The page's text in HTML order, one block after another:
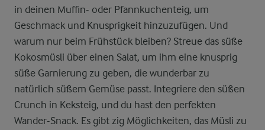
in deinen Muffin- oder Pfannkuchenteig, um
Geschmack und Knusprigkeit hinzuzufügen. Und
warum nur beim Frühstück bleiben? Streue das süße
Kokosmüsli über einen Salat, um ihm eine knusprig
süße Garnierung zu geben, die wunderbar zu
natürlich süßem Gemüse passt. Integriere den süßen
Crunch in Keksteig, und du hast den perfekten
Wander-Snack. Es gibt zig Möglichkeiten, das Müsli zu